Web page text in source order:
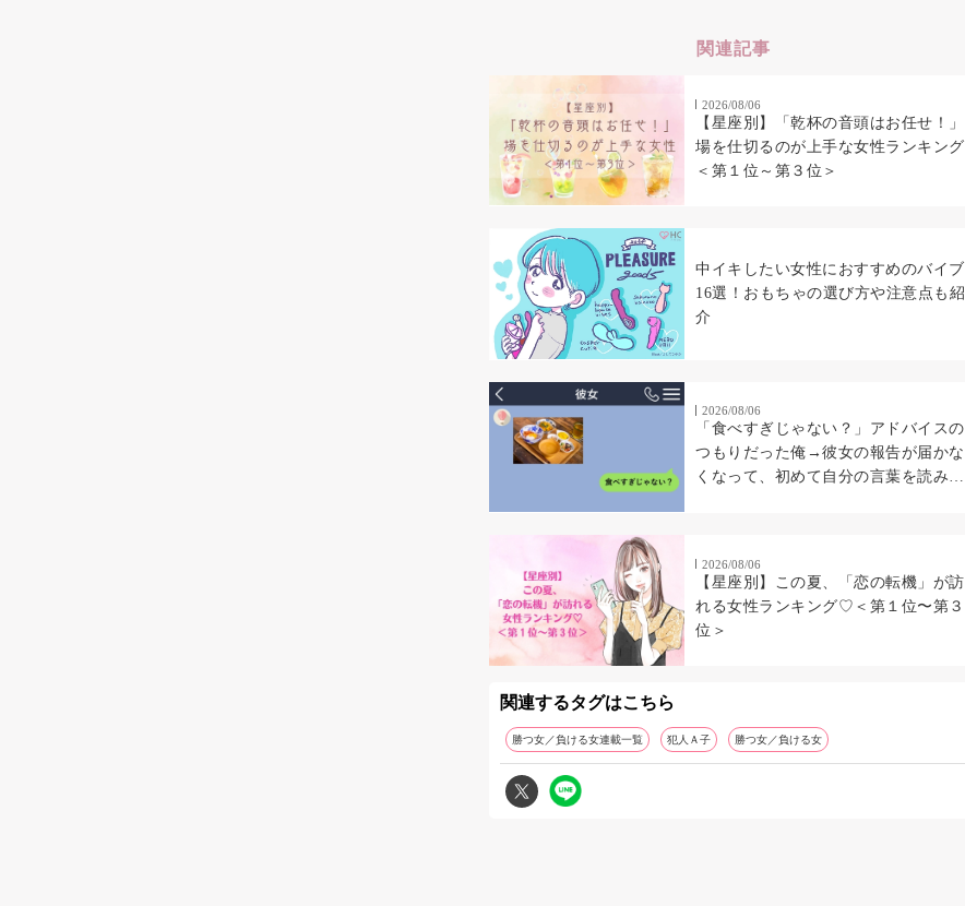
関連記事
2026/08/06
【星座別】「乾杯の音頭はお任せ！」
場を仕切るのが上手な女性ランキング
＜第１位～第３位＞
中イキしたい女性におすすめのバイブ
16選！おもちゃの選び方や注意点も紹
介
2026/08/06
「食べすぎじゃない？」アドバイスの
つもりだった俺→彼女の報告が届かな
くなって、初めて自分の言葉を読み返
2026/08/06
【星座別】この夏、「恋の転機」が訪
れる女性ランキング♡＜第１位〜第３
位＞
関連するタグはこちら
勝つ女／負ける女連載一覧 犯人Ａ子 勝つ女／負ける女